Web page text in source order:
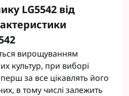
LG5542 від
вирощуванням
культур, при виборі
за все цікавлять його
в тому числі залежить